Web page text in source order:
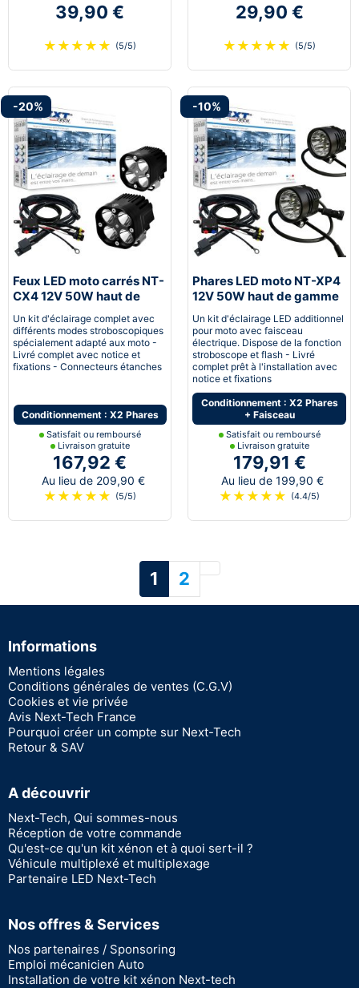
39,90 €
★ ★ ★ ★ ★ (5/5)
29,90 €
★ ★ ★ ★ ★ (5/5)
-20%
Feux LED moto carrés NT-
CX4 12V 50W haut de
gamme noir avec câbles
Un kit d'éclairage complet avec
différents modes stroboscopiques
spécialement adapté aux moto -
Livré complet avec notice et
fixations - Connecteurs étanches
Conditionnement : X2 Phares
Satisfait ou remboursé
Livraison gratuite
167,92 €
Au lieu de 209,90 €
★ ★ ★ ★ ★ (5/5)
-10%
Phares LED moto NT-XP4
12V 50W haut de gamme
noir avec câbles
Un kit d'éclairage LED additionnel
pour moto avec faisceau
électrique. Dispose de la fonction
stroboscope et flash - Livré
complet prêt à l'installation avec
notice et fixations
Conditionnement : X2 Phares
+ Faisceau
Satisfait ou remboursé
Livraison gratuite
179,91 €
Au lieu de 199,90 €
★ ★ ★ ★ ★ (4.4/5)
1 2 Suivant
Informations
Mentions légales
Conditions générales de ventes (C.G.V)
Cookies et vie privée
Avis Next-Tech France
Pourquoi créer un compte sur Next-Tech
Retour & SAV
A découvrir
Next-Tech, Qui sommes-nous
Réception de votre commande
Qu'est-ce qu'un kit xénon et à quoi sert-il ?
Véhicule multiplexé et multiplexage
Partenaire LED Next-Tech
Nos offres & Services
Nos partenaires / Sponsoring
Emploi mécanicien Auto
Installation de votre kit xénon Next-tech